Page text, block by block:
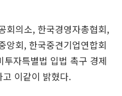
회의소, 한국경영자총협회,
앙회, 한국중견기업연합회
투자특별법 입법 촉구 경제
고 이같이 밝혔다.